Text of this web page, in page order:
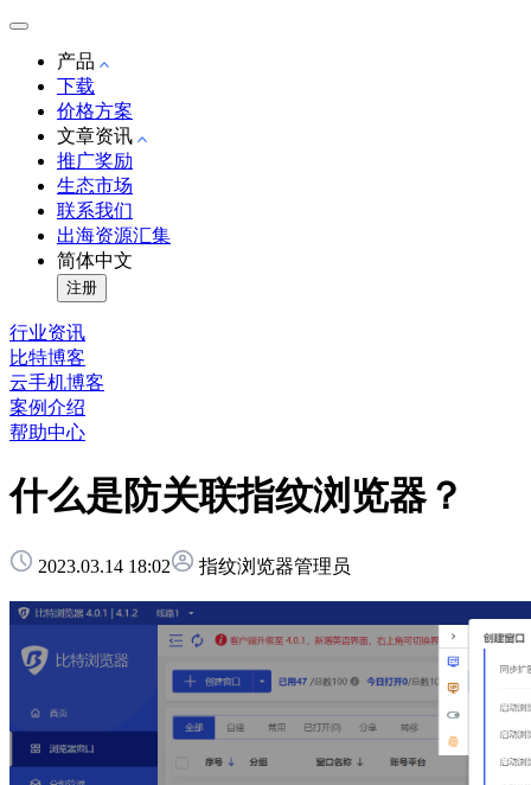
产品
下载
价格方案
文章资讯
推广奖励
生态市场
联系我们
出海资源汇集
简体中文
注册
行业资讯
比特博客
云手机博客
案例介绍
帮助中心
什么是防关联指纹浏览器？
2023.03.14 18:02 指纹浏览器管理员